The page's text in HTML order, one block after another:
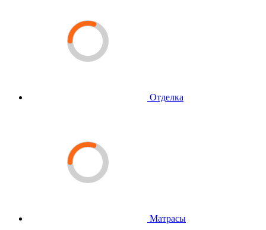
Отделка
Матрасы